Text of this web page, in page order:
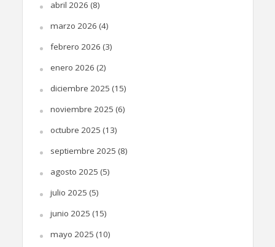
abril 2026 (8)
marzo 2026 (4)
febrero 2026 (3)
enero 2026 (2)
diciembre 2025 (15)
noviembre 2025 (6)
octubre 2025 (13)
septiembre 2025 (8)
agosto 2025 (5)
julio 2025 (5)
junio 2025 (15)
mayo 2025 (10)